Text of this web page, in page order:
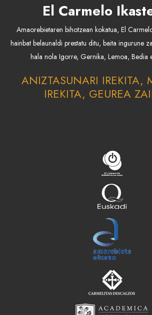
El Carmelo
Amaorebietaren bihotzean kokatua, El
hainbat belaunaldi prestatu ditu, baita ingurune
hala nola Igorre, Gernika, Lemoa, Bedia
ANIZTASUNARI IREKITA,
IREKITA, GEUREA